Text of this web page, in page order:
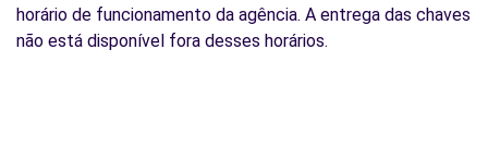
horário de funcionamento da agência. A entrega das chaves
não está disponível fora desses horários.